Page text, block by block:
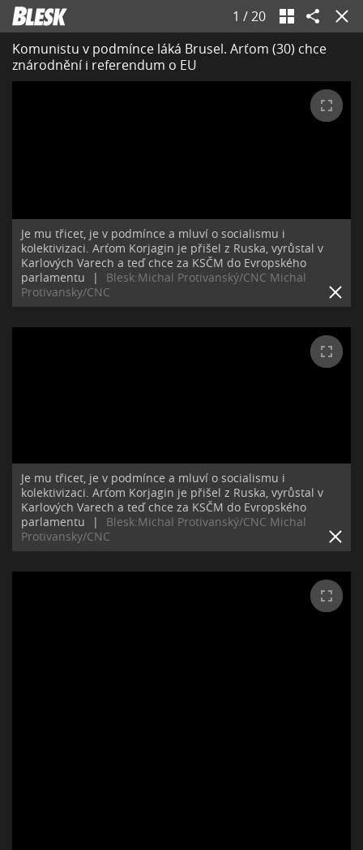
1 /20
Komunistu v podmínce láká Brusel. Arťom (30) chce
znárodnění i referendum o EU
Je mu třicet, je v podmínce a mluví o socialismu i
kolektivizaci. Arťom Korjagin je přišel z Ruska, vyrůstal v
Karlových Varech a teď chce za KSČM do Evropského
parlamentu
|
Blesk:Michal Protivanský/CNC Michal
Protivansky/CNC
Je mu třicet, je v podmínce a mluví o socialismu i
kolektivizaci. Arťom Korjagin je přišel z Ruska, vyrůstal v
Karlových Varech a teď chce za KSČM do Evropského
parlamentu
|
Blesk:Michal Protivanský/CNC Michal
Protivansky/CNC